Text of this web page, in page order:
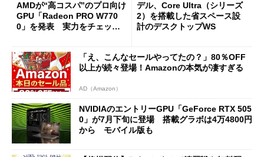
AMDが“高コスパ”のプロ向け
GPU「Radeon PRO W770
0」を発表 実力をチェッ
デル、Core Ultra（シリーズ
2）を搭載した省スペース設
計のデスクトップWS
「え、こんなセールやってたの？」80％OFF
以上が続々登場！Amazonの本気が凄すぎる
AD（Amazon）
NVIDIAのエントリーGPU「GeForce RTX 505
0」が7月下旬に登場 搭載グラボは4万4800円
から モバイル版も